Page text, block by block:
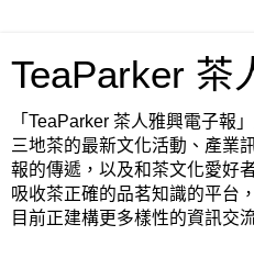
TeaParker 茶
「TeaParker 茶人雅興電子報
三地茶的最新文化活動、產業
報的傳遞，以及和茶文化愛好
吸收茶正確的品茗知識的平台
目前正建構更多樣性的資訊交